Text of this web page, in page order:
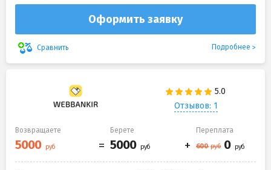
Оформить заявку
Сравнить Подробнее
Отзывов: 1
Возвращаете Берете Переплата